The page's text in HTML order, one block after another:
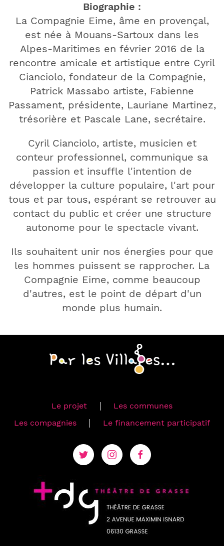
Biographie :
La Compagnie Eime, âme en provençal,
est née à Mouans-Sartoux dans les
Alpes-Maritimes en février 2016 de la
rencontre amicale et artistique entre Cyril
Cianciolo, fondateur de la Compagnie,
Patrick Massabo artiste, Fabienne
Passament, présidente, Lauriane Martinez,
trésorière et Pascale Lane, secrétaire.
​Cyril Cianciolo, artiste, musicien et
conteur professionnel, communique sa
passion et insuffle l'intention de
développer la culture populaire, l'art pour
tous et par tous, espérant se retrouver au
contact du public et créer une structure
autonome pour le spectacle vivant.
Ils souhaitent unir nos énergies pour que
les hommes puissent se rapprocher. ​La
Compagnie Eime, comme beaucoup
d'autres, est le point de départ d'un
monde plus humain.
Le projet
Les communes
Les compagnies
Le financement participatif